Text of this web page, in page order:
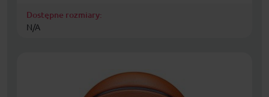
Dostępne rozmiary:
N/A